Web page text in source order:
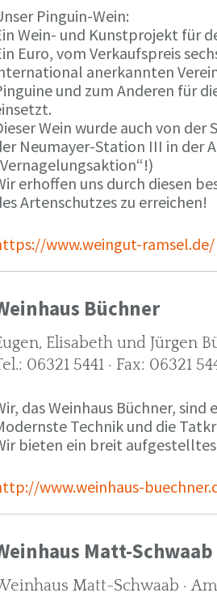
Pinguin-Wein:
Wein- und Kunstprojekt für
Euro, vom Verkaufspreis
anerkannten
und zum Anderen für
Wein wurde auch von
Neumayer-Station III in der
erhoffen uns durch diesen
Artenschutzes zu erreichen!
www.weingut-ramsel.de/
Büchner
Elisabeth und Jürgen
06321 5441 · Fax: 06321
das Weinhaus Büchner,
Technik und die
bieten ein breit
www.weinhaus-
Matt-Schwaab
Matt-Schwaab ·